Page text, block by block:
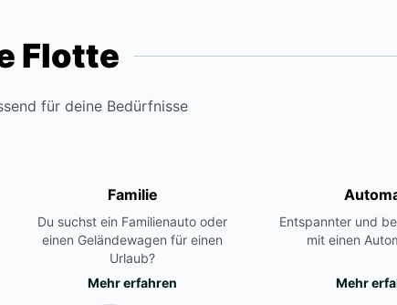
Flotte
für deine Bedürfnisse
Familie
Du suchst ein Familienauto oder
einen Geländewagen für einen
Urlaub?
Mehr erfahren
Entspannter und
mit einen
Mehr